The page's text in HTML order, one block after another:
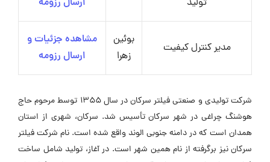
تولید
ارسال رزومه
مدیر کنترل کیفیت
بوئین
زهرا
مشاهده جزئیات و
ارسال رزومه
شرکت تولیدی و صنعتی فیلتر سرکان در سال ۱۳۵۵ توسط مرحوم حاج
هوشنگ چراغی در شهر سرکان تأسیس شد. سرکان، شهری از استان
همدان است که در دامنه جنوبی الوند واقع شده است. نام شرکت فیلتر
سرکان نیز برگرفته از نام همین شهر است. در آغاز، تولید شامل ساخت